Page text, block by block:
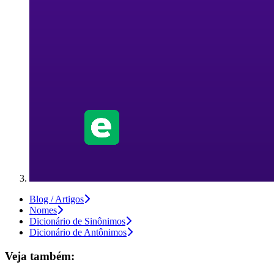
Blog / Artigos
Nomes
Dicionário de Sinônimos
Dicionário de Antônimos
Veja também: